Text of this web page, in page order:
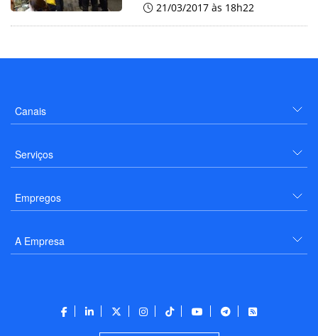
21/03/2017 às 18h22
Canais
Serviços
Empregos
A Empresa